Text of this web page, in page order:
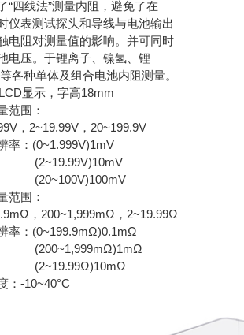
“四线法”测量内阻，避免了在
仪表测试探头和导线与电池输出
电阻对测量值的影响。并可同时
电压。于锂离子、镍氢、锂
各种单体及组合电池内阻测量。
显示，字高18mm
范围：
，2~19.99V，20~199.9V
率：(0~1.999V)1mV
范围：
，200~1,999mΩ，2~19.99Ω
率：(0~199.9mΩ)0.1mΩ
：-10~40°C